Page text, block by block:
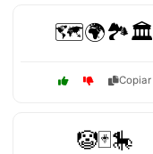
🗺️🌍🏞️🏛️
Copiar
🤡🃏🎠